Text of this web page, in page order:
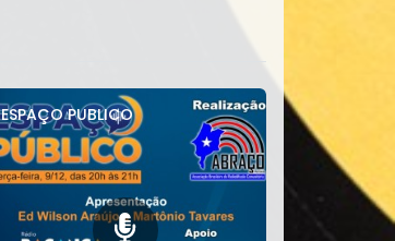
ESPAÇO PUBLICO